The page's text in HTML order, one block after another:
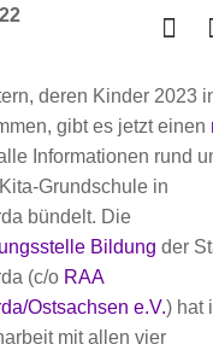
deren Kinder 2023
gibt es jetzt einen
Informationen rund
Grundschule in
bündelt. Die
Bildung der
(c/o RAA
Ostsachsen e.V.) hat
mit allen vier